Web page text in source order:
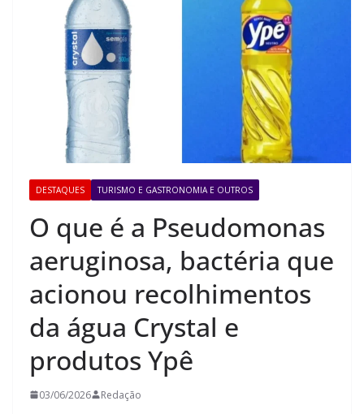
DESTAQUES TURISMO E GASTRONOMIA E OUTROS
O que é a Pseudomonas
aeruginosa, bactéria que
acionou recolhimentos
da água Crystal e
produtos Ypê
03/06/2026 Redação